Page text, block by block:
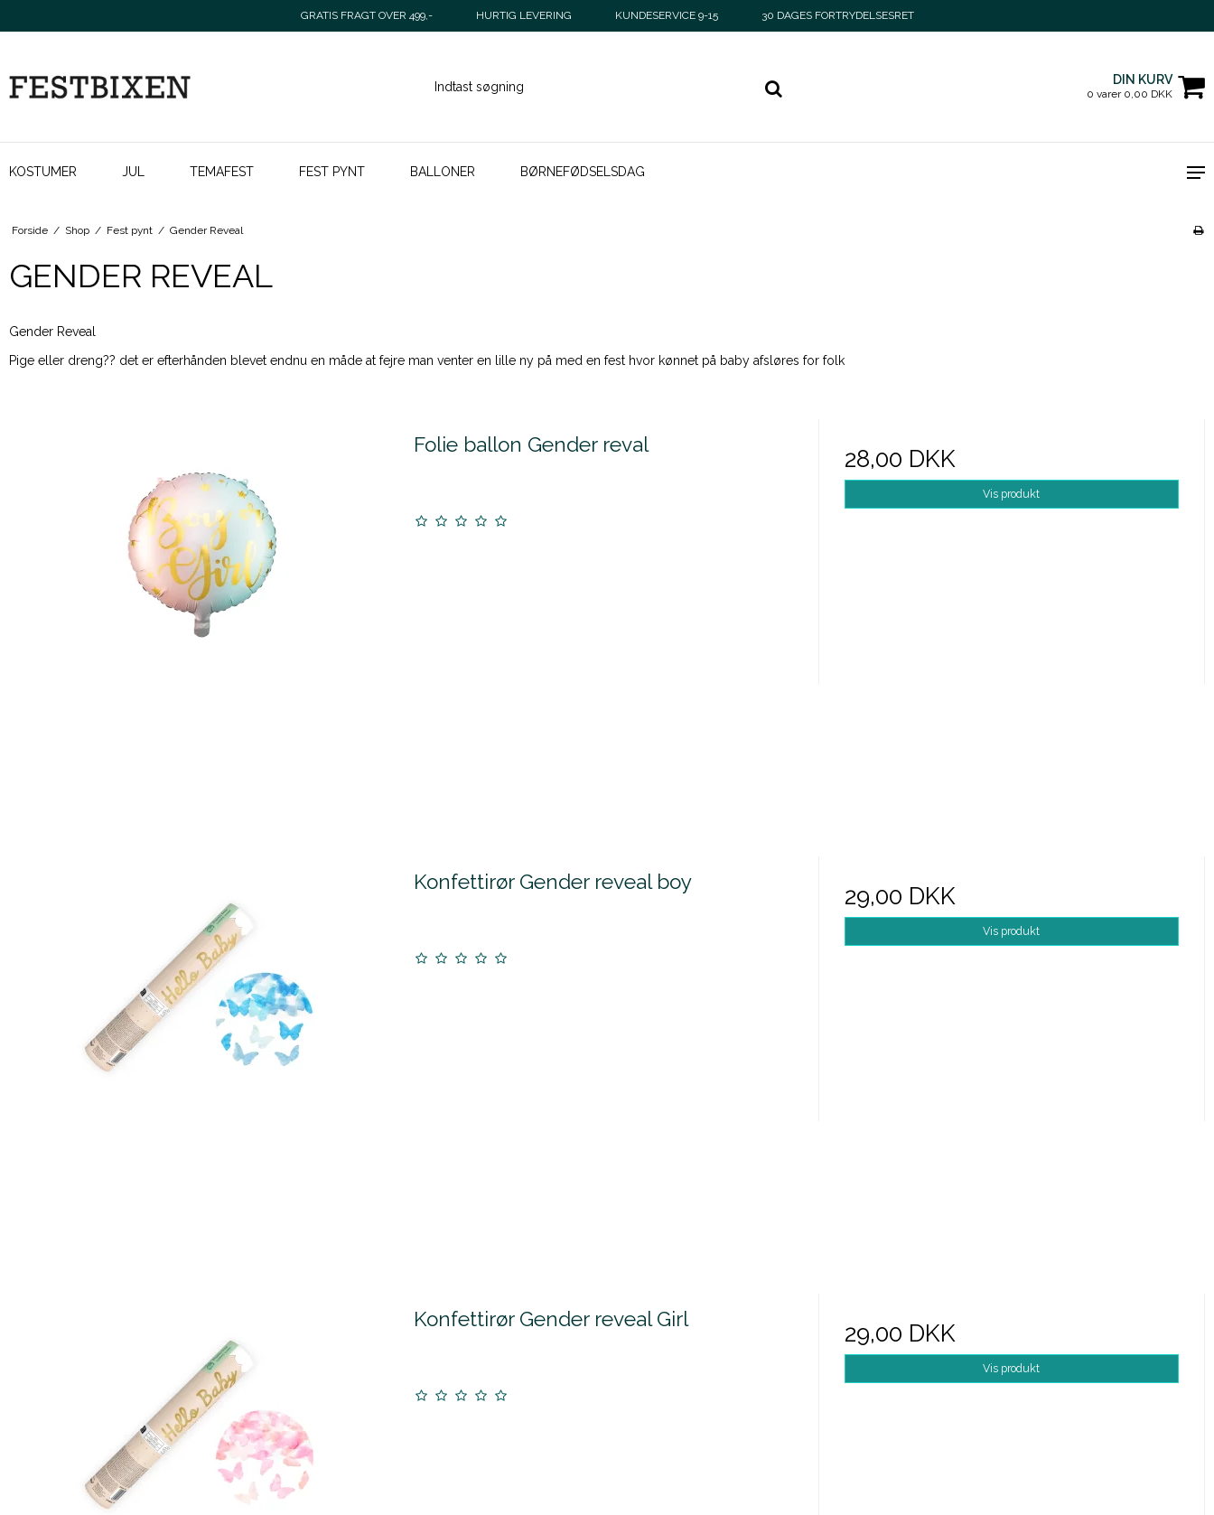
GRATIS FRAGT OVER 499,- HURTIG LEVERING KUNDESERVICE 9-15 30 DAGES FORTRYDELSESRET
DIN KURV
0 varer 0,00 DKK
KOSTUMER JUL TEMAFEST FEST PYNT BALLONER BØRNEFØDSELSDAG
Forside / Shop / Fest pynt / Gender Reveal
GENDER REVEAL
Gender Reveal
Pige eller dreng?? det er efterhånden blevet endnu en måde at fejre man venter en lille ny på med en fest hvor kønnet på baby afsløres for folk
Folie ballon Gender reval 28,00 DKK
Vis produkt
Konfettirør Gender reveal boy 29,00 DKK
Vis produkt
Konfettirør Gender reveal Girl 29,00 DKK
Vis produkt